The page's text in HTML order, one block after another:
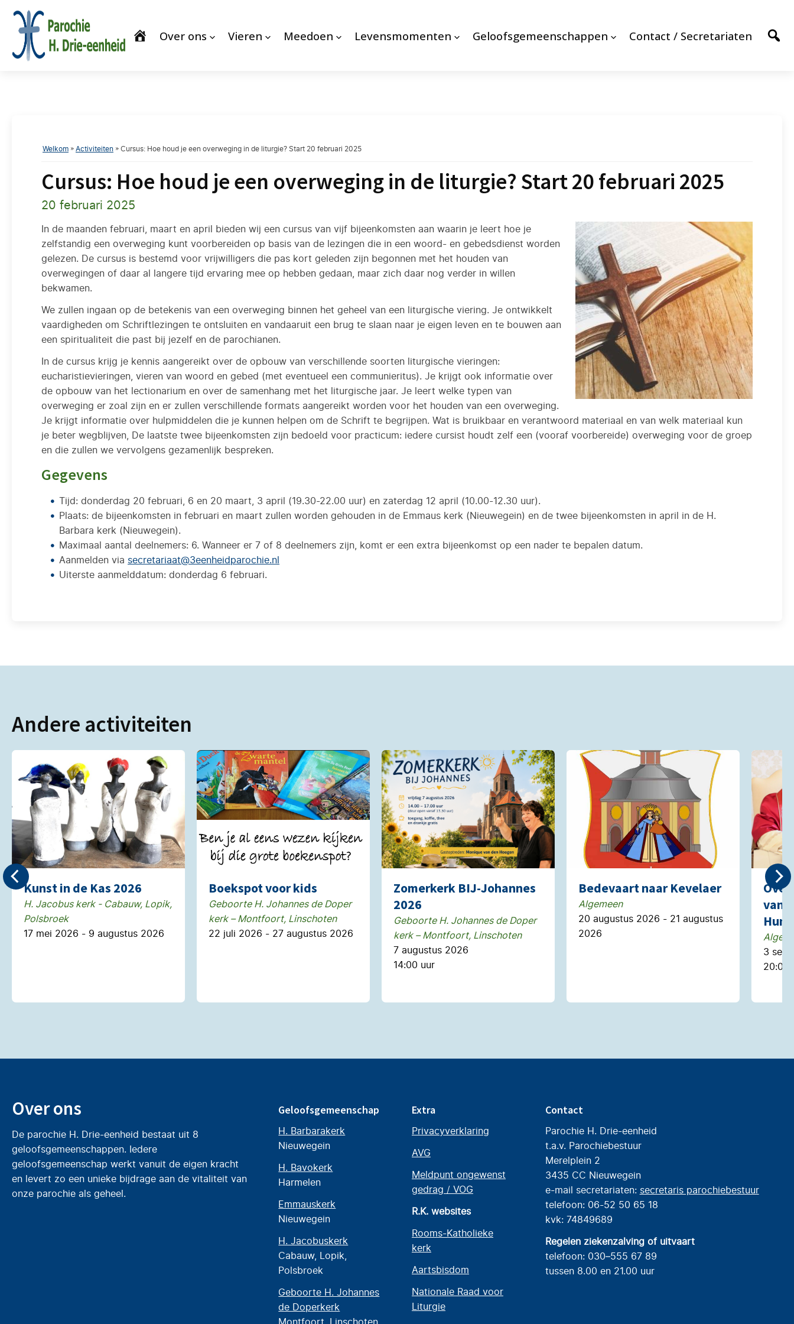
Over ons Vieren Meedoen Levensmomenten Geloofsgemeenschappen Contact / Secretariaten
Welkom » Activiteiten » Cursus: Hoe houd je een overweging in de liturgie? Start 20 februari 2025
Cursus: Hoe houd je een overweging in de liturgie? Start 20 februari 2025
20 februari 2025
In de maanden februari, maart en april bieden wij een cursus van vijf bijeenkomsten aan waarin je leert hoe je
zelfstandig een overweging kunt voorbereiden op basis van de lezingen die in een woord- en gebedsdienst worden
gelezen. De cursus is bestemd voor vrijwilligers die pas kort geleden zijn begonnen met het houden van
overwegingen of daar al langere tijd ervaring mee op hebben gedaan, maar zich daar nog verder in willen
bekwamen.
We zullen ingaan op de betekenis van een overweging binnen het geheel van een liturgische viering. Je ontwikkelt
vaardigheden om Schriftlezingen te ontsluiten en vandaaruit een brug te slaan naar je eigen leven en te bouwen aan
een spiritualiteit die past bij jezelf en de parochianen.
In de cursus krijg je kennis aangereikt over de opbouw van verschillende soorten liturgische vieringen:
eucharistievieringen, vieren van woord en gebed (met eventueel een communieritus). Je krijgt ook informatie over
de opbouw van het lectionarium en over de samenhang met het liturgische jaar. Je leert welke typen van
overweging er zoal zijn en er zullen verschillende formats aangereikt worden voor het houden van een overweging.
Je krijgt informatie over hulpmiddelen die je kunnen helpen om de Schrift te begrijpen. Wat is bruikbaar en verantwoord materiaal en van welk materiaal kun
je beter wegblijven, De laatste twee bijeenkomsten zijn bedoeld voor practicum: iedere cursist houdt zelf een (vooraf voorbereide) overweging voor de groep
en die zullen we vervolgens gezamenlijk bespreken.
Gegevens
Tijd: donderdag 20 februari, 6 en 20 maart, 3 april (19.30-22.00 uur) en zaterdag 12 april (10.00-12.30 uur).
Plaats: de bijeenkomsten in februari en maart zullen worden gehouden in de Emmaus kerk (Nieuwegein) en de twee bijeenkomsten in april in de H.
Barbara kerk (Nieuwegein).
Maximaal aantal deelnemers: 6. Wanneer er 7 of 8 deelnemers zijn, komt er een extra bijeenkomst op een nader te bepalen datum.
Aanmelden via secretariaat@3eenheidparochie.nl
Uiterste aanmelddatum: donderdag 6 februari.
Andere activiteiten
Kunst in de Kas 2026
H. Jacobus kerk - Cabauw, Lopik,
Polsbroek
17 mei 2026 - 9 augustus 2026
Boekspot voor kids
Geboorte H. Johannes de Doper
kerk – Montfoort, Linschoten
22 juli 2026 - 27 augustus 2026
Zomerkerk BIJ-Johannes
2026
Geboorte H. Johannes de Doper
kerk – Montfoort, Linschoten
7 augustus 2026
14:00 uur
Bedevaart naar Kevelaer
Algemeen
20 augustus 2026 - 21 augustus
2026
van
3
20:00
Over ons
De parochie H. Drie-eenheid bestaat uit 8
geloofsgemeenschappen. Iedere
geloofsgemeenschap werkt vanuit de eigen kracht
en levert zo een unieke bijdrage aan de vitaliteit van
onze parochie als geheel.
Geloofsgemeenschap
H. Barbarakerk
Nieuwegein
H. Bavokerk
Harmelen
Emmauskerk
Nieuwegein
H. Jacobuskerk
Cabauw, Lopik,
Polsbroek
Geboorte H. Johannes
de Doperkerk
Montfoort, Linschoten
Extra
Privacyverklaring
AVG
Meldpunt ongewenst
gedrag / VOG
R.K. websites
Rooms-Katholieke
kerk
Aartsbisdom
Nationale Raad voor
Liturgie
Contact
Parochie H. Drie-eenheid
t.a.v. Parochiebestuur
Merelplein 2
3435 CC Nieuwegein
e-mail secretariaten: secretaris parochiebestuur
telefoon: 06-52 50 65 18
kvk: 74849689
Regelen ziekenzalving of uitvaart
telefoon: 030–555 67 89
tussen 8.00 en 21.00 uur